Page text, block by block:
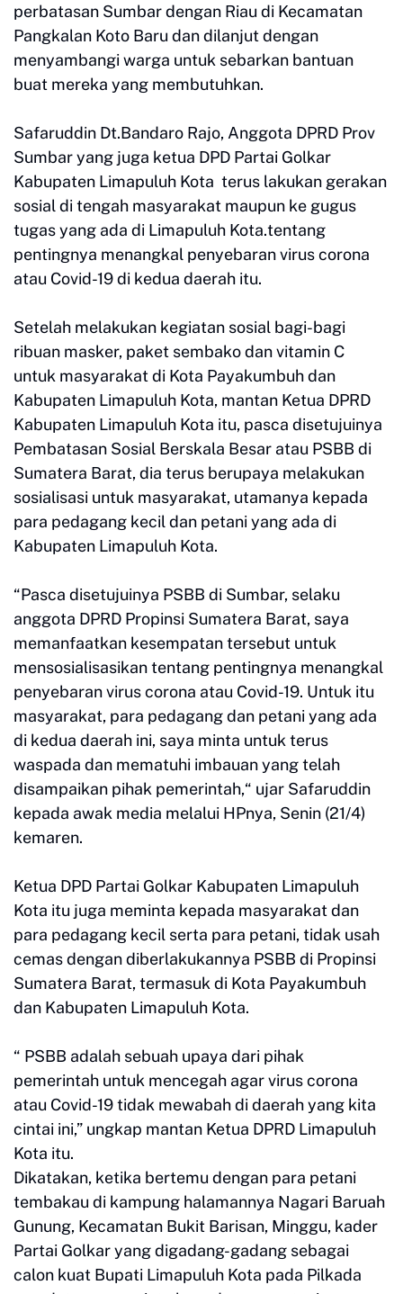
perbatasan Sumbar dengan Riau di Kecamatan
Pangkalan Koto Baru dan dilanjut dengan
menyambangi warga untuk sebarkan bantuan
buat mereka yang membutuhkan.
Safaruddin Dt.Bandaro Rajo, Anggota DPRD Prov
Sumbar yang juga ketua DPD Partai Golkar
Kabupaten Limapuluh Kota terus lakukan gerakan
sosial di tengah masyarakat maupun ke gugus
tugas yang ada di Limapuluh Kota.tentang
pentingnya menangkal penyebaran virus corona
atau Covid-19 di kedua daerah itu.
Setelah melakukan kegiatan sosial bagi-bagi
ribuan masker, paket sembako dan vitamin C
untuk masyarakat di Kota Payakumbuh dan
Kabupaten Limapuluh Kota, mantan Ketua DPRD
Kabupaten Limapuluh Kota itu, pasca disetujuinya
Pembatasan Sosial Berskala Besar atau PSBB di
Sumatera Barat, dia terus berupaya melakukan
sosialisasi untuk masyarakat, utamanya kepada
para pedagang kecil dan petani yang ada di
Kabupaten Limapuluh Kota.
“Pasca disetujuinya PSBB di Sumbar, selaku
anggota DPRD Propinsi Sumatera Barat, saya
memanfaatkan kesempatan tersebut untuk
mensosialisasikan tentang pentingnya menangkal
penyebaran virus corona atau Covid-19. Untuk itu
masyarakat, para pedagang dan petani yang ada
di kedua daerah ini, saya minta untuk terus
waspada dan mematuhi imbauan yang telah
disampaikan pihak pemerintah,“ ujar Safaruddin
kepada awak media melalui HPnya, Senin (21/4)
kemaren.
Ketua DPD Partai Golkar Kabupaten Limapuluh
Kota itu juga meminta kepada masyarakat dan
para pedagang kecil serta para petani, tidak usah
cemas dengan diberlakukannya PSBB di Propinsi
Sumatera Barat, termasuk di Kota Payakumbuh
dan Kabupaten Limapuluh Kota.
“ PSBB adalah sebuah upaya dari pihak
pemerintah untuk mencegah agar virus corona
atau Covid-19 tidak mewabah di daerah yang kita
cintai ini,” ungkap mantan Ketua DPRD Limapuluh
Kota itu.
Dikatakan, ketika bertemu dengan para petani
tembakau di kampung halamannya Nagari Baruah
Gunung, Kecamatan Bukit Barisan, Minggu, kader
Partai Golkar yang digadang-gadang sebagai
calon kuat Bupati Limapuluh Kota pada Pilkada